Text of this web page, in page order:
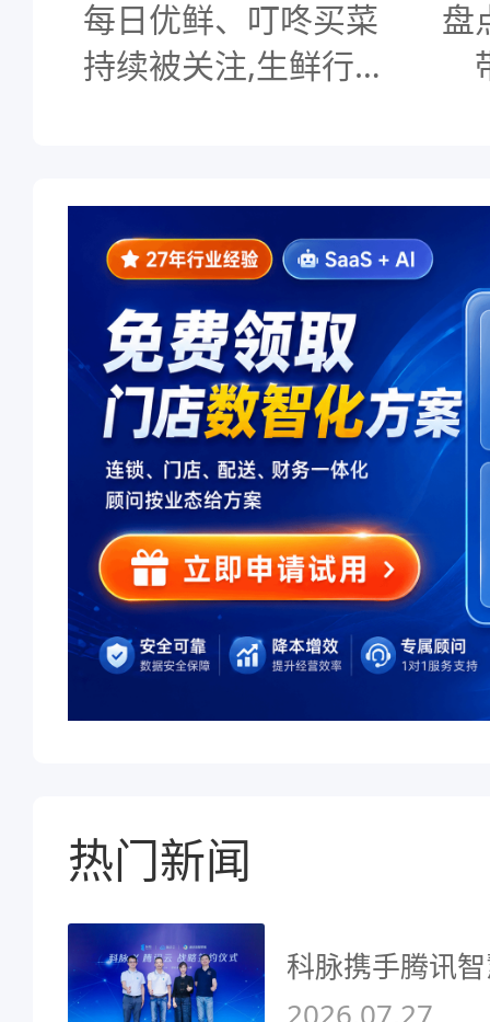
每日优鲜、叮咚买菜
持续被关注,生鲜行业
盘
热门新闻
科脉携手腾讯
2026.07.27